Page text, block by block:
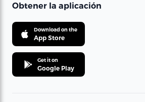
Obtener la aplicación
Download on the
App Store
Get it on
Google Play